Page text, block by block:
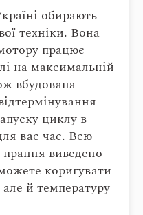
обирають
техніки. Вона
працює
на максимальній
вбудована
циклу в
вас час. Всю
виведено
коригувати
й температуру